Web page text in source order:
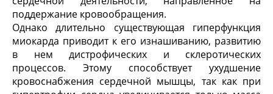
поддержание кровообращения.
Однако длительно существующая гиперфункция
миокарда приводит к его изнашиванию, развитию
в нем дистрофических и склеротических
процессов. Этому способствует ухудшение
кровоснабжения сердечной мышцы, так как при